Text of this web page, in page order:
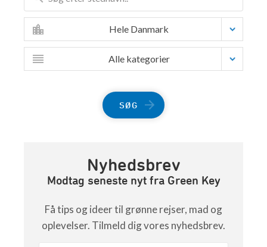
Hele Danmark
Alle kategorier
SØG
Nyhedsbrev
Modtag seneste nyt fra Green Key
Få tips og ideer til grønne rejser, mad og
oplevelser. Tilmeld dig vores nyhedsbrev.